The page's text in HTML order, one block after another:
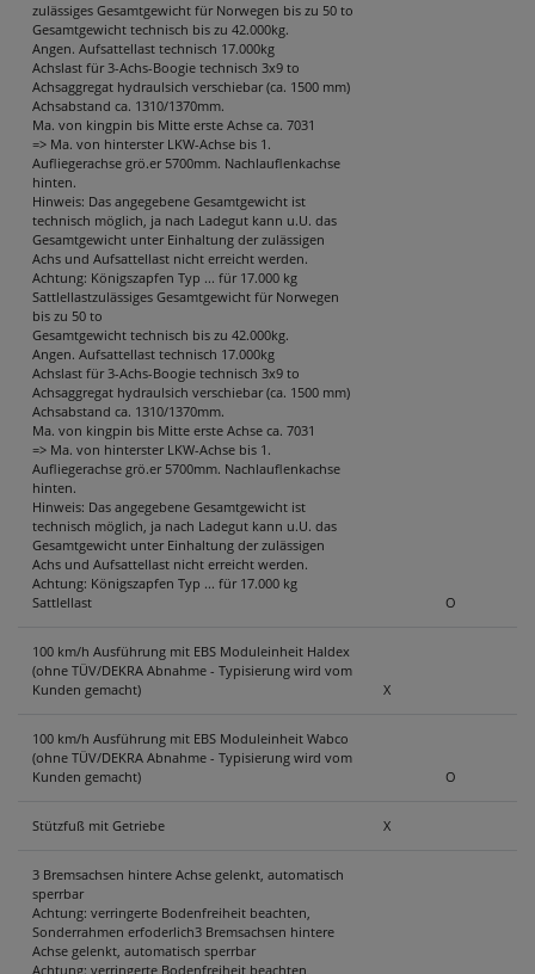
zulässiges Gesamtgewicht für Norwegen bis zu 50 to
Gesamtgewicht technisch bis zu 42.000kg.
Angen. Aufsattellast technisch 17.000kg
Achslast für 3-Achs-Boogie technisch 3x9 to
Achsaggregat hydraulsich verschiebar (ca. 1500 mm)
Achsabstand ca. 1310/1370mm.
Ma. von kingpin bis Mitte erste Achse ca. 7031
=> Ma. von hinterster LKW-Achse bis 1.
Aufliegerachse grö.er 5700mm. Nachlauflenkachse
hinten.
Hinweis: Das angegebene Gesamtgewicht ist
technisch möglich, ja nach Ladegut kann u.U. das
Gesamtgewicht unter Einhaltung der zulässigen
Achs und Aufsattellast nicht erreicht werden.
Achtung: Königszapfen Typ ... für 17.000 kg
Sattlellastzulässiges Gesamtgewicht für Norwegen
bis zu 50 to
Gesamtgewicht technisch bis zu 42.000kg.
Angen. Aufsattellast technisch 17.000kg
Achslast für 3-Achs-Boogie technisch 3x9 to
Achsaggregat hydraulsich verschiebar (ca. 1500 mm)
Achsabstand ca. 1310/1370mm.
Ma. von kingpin bis Mitte erste Achse ca. 7031
=> Ma. von hinterster LKW-Achse bis 1.
Aufliegerachse grö.er 5700mm. Nachlauflenkachse
hinten.
Hinweis: Das angegebene Gesamtgewicht ist
technisch möglich, ja nach Ladegut kann u.U. das
Gesamtgewicht unter Einhaltung der zulässigen
Achs und Aufsattellast nicht erreicht werden.
Achtung: Königszapfen Typ ... für 17.000 kg
Sattlellast
O
100 km/h Ausführung mit EBS Moduleinheit Haldex
(ohne TÜV/DEKRA Abnahme - Typisierung wird vom
Kunden gemacht)
X
100 km/h Ausführung mit EBS Moduleinheit Wabco
(ohne TÜV/DEKRA Abnahme - Typisierung wird vom
Kunden gemacht)
O
Stützfuß mit Getriebe X
3 Bremsachsen hintere Achse gelenkt, automatisch
sperrbar
Achtung: verringerte Bodenfreiheit beachten,
Sonderrahmen erfoderlich3 Bremsachsen hintere
Achse gelenkt, automatisch sperrbar
Achtung: verringerte Bodenfreiheit beachten,